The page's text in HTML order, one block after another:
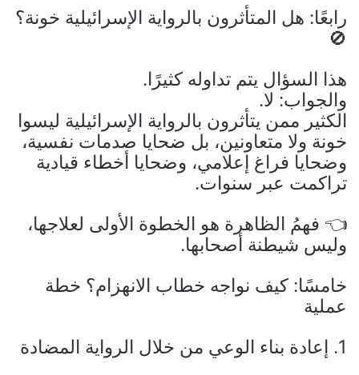
رابعًا: هل المتأثرون بالرواية الإسرائيلية خونة؟
🚫
هذا السؤال يتم تداوله كثيرًا.
والجواب: لا.
الكثير ممن يتأثرون بالرواية الإسرائيلية ليسوا
خونة ولا متعاونين، بل ضحايا صدمات نفسية،
وضحايا فراغ إعلامي، وضحايا أخطاء قيادية
تراكمت عبر سنوات.
👈 فهمُ الظاهرة هو الخطوة الأولى لعلاجها،
وليس شيطنة أصحابها.
خامسًا: كيف نواجه خطاب الانهزام؟ خطة
عملية
1. إعادة بناء الوعي من خلال الرواية المضادة